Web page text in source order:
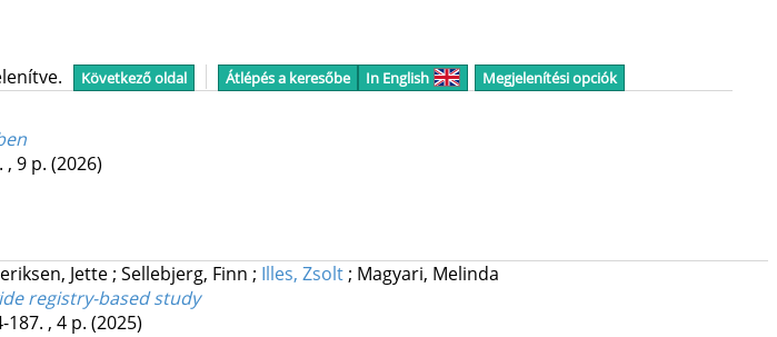
Következő oldal Átlépés a keresőbe In English Megjelenítési opciók
, 9 p. (2026)
Jette; Sellebjerg, Finn ; Illes, Zsolt; Magyari, Melinda
registry-based study
187. , 4 p. (2025)